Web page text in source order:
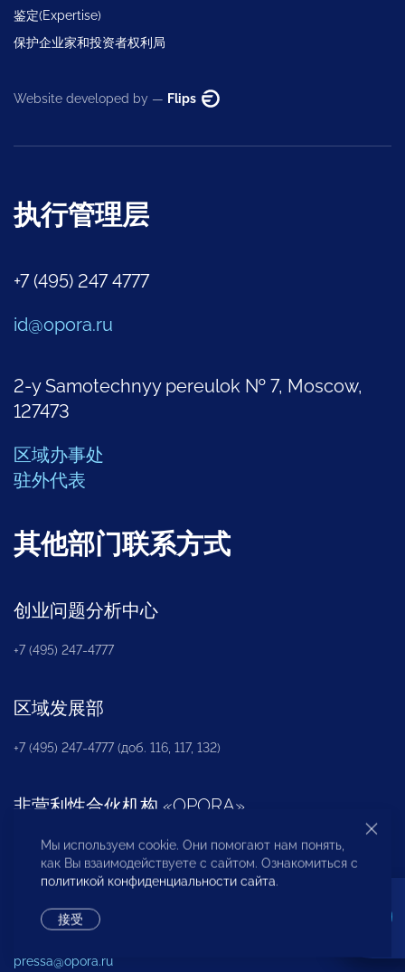
鉴定(Expertise)
保护企业家和投资者权利局
Website developed by — Flips
执行管理层
+7 (495) 247 4777
id@opora.ru
2-y Samotechnyy pereulok № 7, Moscow,
127473
区域办事处
驻外代表
其他部门联系方式
创业问题分析中心
+7 (495) 247-4777
区域发展部
+7 (495) 247-4777 (доб. 116, 117, 132)
非营利性合伙机构 «OPORA»
+7 (495) 247-4777 (доб. 124)
新闻办公室
pressa@opora.ru
Мы используем cookie. Они помогают нам понять,
как Вы взаимодействуете с сайтом. Ознакомиться с
политикой конфиденциальности сайта.
接受